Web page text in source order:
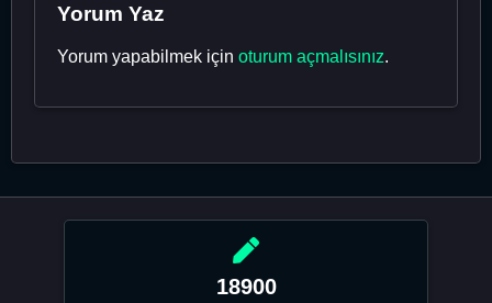
Yorum Yaz
Yorum yapabilmek için oturum açmalısınız.
18900